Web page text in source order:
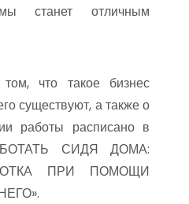
станет отличным
что такое бизнес
существуют, а также о
работы расписано в
СИДЯ ДОМА:
ПРИ ПОМОЩИ